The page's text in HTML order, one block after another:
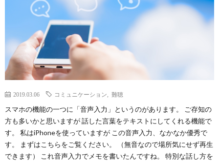
2019.03.06 コミュニケーション 難聴
スマホの機能の一つに「音声入力」というのがあります。 ご存知の
方も多いかと思いますが 話した言葉をテキストにしてくれる機能で
す。 私はiPhoneを使っていますが この音声入力、なかなか優秀で
す。 まずはこちらをご覧ください。 （無音なので場所気にせず再生
できます） これ音声入力でメモを書いたんですね。 特別な話し方を